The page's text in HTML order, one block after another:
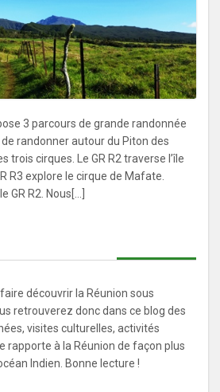
3 parcours de grande randonnée
de randonner autour du Piton des
trois cirques. Le GR R2 traverse l’île
R3 explore le cirque de Mafate.
GR R2. Nous[...]
découvrir la Réunion sous
retrouverez donc dans ce blog des
visites culturelles, activités
rapporte à la Réunion de façon plus
Indien. Bonne lecture !